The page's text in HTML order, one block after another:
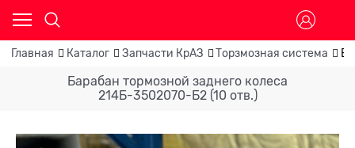
Главная Каталог Запчасти КрАЗ Торзмозная система
Барабан тормозной заднего колеса
214Б-3502070-Б2 (10 отв.)